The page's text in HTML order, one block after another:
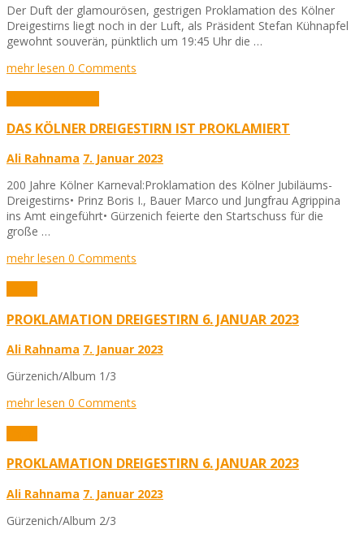
Der Duft der glamourösen, gestrigen Proklamation des Kölner
Dreigestirns liegt noch in der Luft, als Präsident Stefan Kühnapfel
gewohnt souverän, pünktlich um 19:45 Uhr die …
mehr lesen 0 Comments
DAS KÖLNER DREIGESTIRN IST PROKLAMIERT
Ali Rahnama 7. Januar 2023
200 Jahre Kölner Karneval:Proklamation des Kölner Jubiläums-
Dreigestirns• Prinz Boris I., Bauer Marco und Jungfrau Agrippina
ins Amt eingeführt• Gürzenich feierte den Startschuss für die
große …
mehr lesen 0 Comments
PROKLAMATION DREIGESTIRN 6. JANUAR 2023
Ali Rahnama 7. Januar 2023
Gürzenich/Album 1/3
mehr lesen 0 Comments
PROKLAMATION DREIGESTIRN 6. JANUAR 2023
Ali Rahnama 7. Januar 2023
Gürzenich/Album 2/3